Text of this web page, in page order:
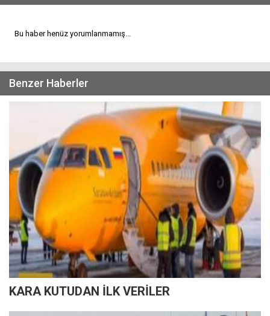
Bu haber henüz yorumlanmamış...
Benzer Haberler
KARA KUTUDAN İLK VERİLER